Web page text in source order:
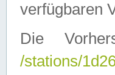
verfügbaren
Die
/stations/